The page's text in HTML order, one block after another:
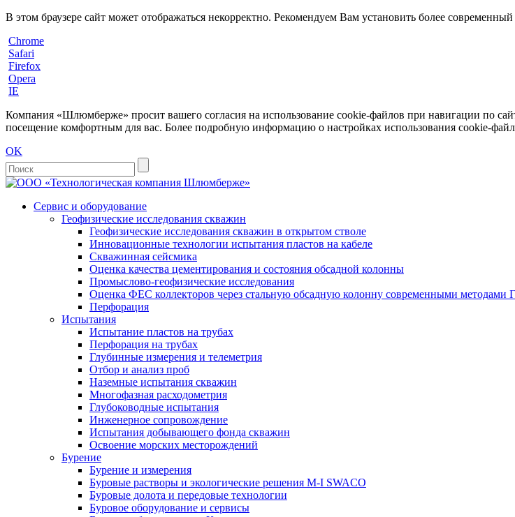
В этом браузере сайт может отображаться некорректно. Рекомендуем Вам установить более современный
Chrome
Safari
Firefox
Opera
IE
Компания «Шлюмберже» просит вашего согласия на использование cookie-файлов при навигации по
посещение комфортным для вас. Более подробную информацию о настройках использования cookie-
OK
Сервис и оборудование
Геофизические исследования скважин
Геофизические исследования скважин в открытом стволе
Инновационные технологии испытания пластов на кабеле
Скважинная сейсмика
Оценка качества цементирования и состояния обсадной колонны
Промыслово-геофизические исследования
Оценка ФЕС коллекторов через стальную обсадную колонну современными методами
Перфорация
Испытания
Испытание пластов на трубах
Перфорация на трубах
Глубинные измерения и телеметрия
Отбор и анализ проб
Наземные испытания скважин
Многофазная расходометрия
Глубоководные испытания
Инженерное сопровождение
Испытания добывающего фонда скважин
Освоение морских месторождений
Бурение
Бурение и измерения
Буровые растворы и экологические решения M-I SWACO
Буровые долота и передовые технологии
Буровое оборудование и сервисы